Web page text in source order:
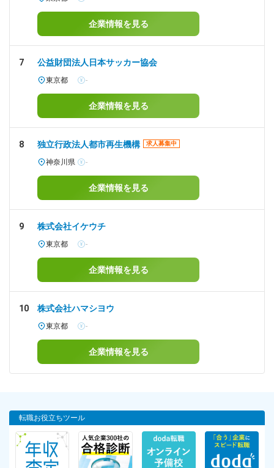
企業情報を見る
7 公益財団法人日本サッカー協会
東京都 -
企業情報を見る
8 独立行政法人都市再生機構 求人募集中
神奈川県 -
企業情報を見る
9 株式会社イケウチ
東京都 -
企業情報を見る
10 株式会社ハマシヨウ
東京都 -
企業情報を見る
転職お役立ちツール